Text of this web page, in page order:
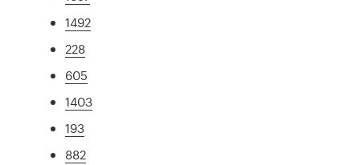
1492
228
605
1403
193
882